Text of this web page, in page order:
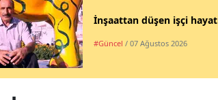
İnşaattan düşen işçi
#Güncel / 07 Ağustos 2026